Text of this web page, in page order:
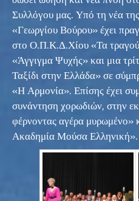
Συλλόγου μας. Υπό τη νέα
«Γεωργίου Βούρου» έχει
στο Ο.Π.Κ.Δ.Χίου «Τα
«Άγγιγμα Ψυχής» και μια
Ταξίδι στην Ελλάδα» σε
«Η Αρμονία». Επίσης έχει
συνάντηση χορωδιών, στην
φέρνοντας αγέρα μυρωμένο»
Ακαδημία Μούσα Ελληνική».